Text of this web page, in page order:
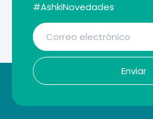
#AshkiNovedades
Enviar